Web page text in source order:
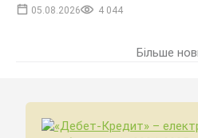
05.08.2026 4 044
Більше